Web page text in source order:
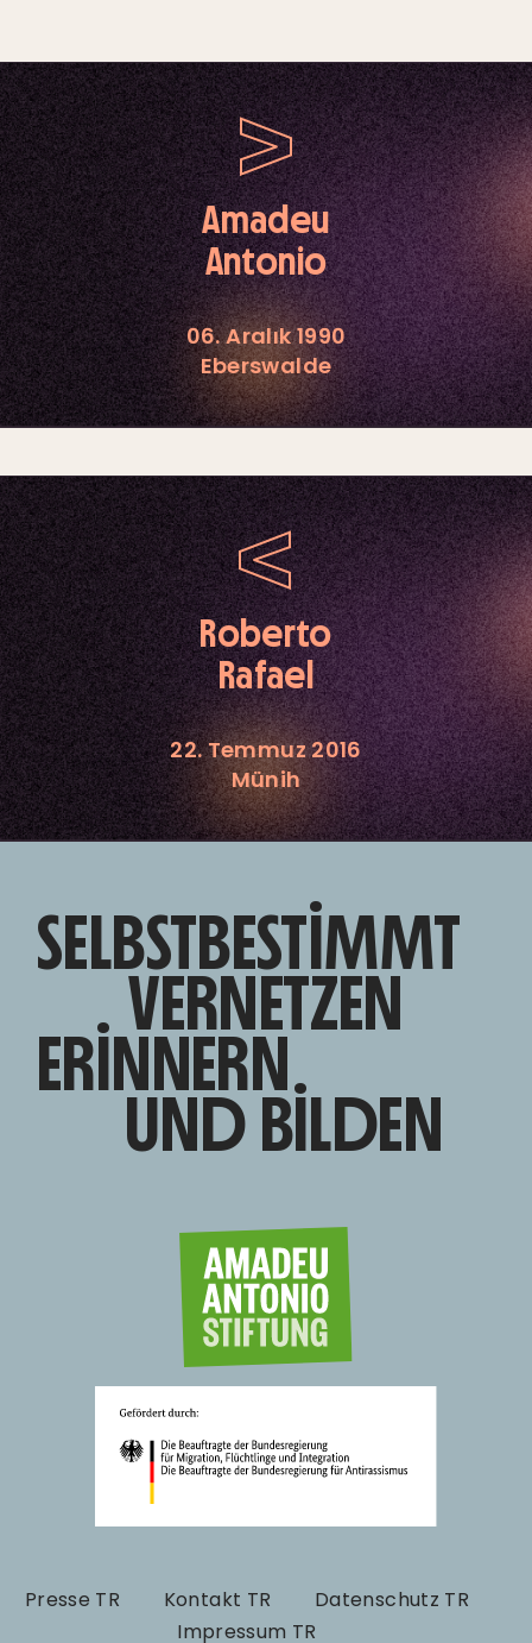
Amadeu
Antonio
06. Aralık 1990
Eberswalde
Roberto
Rafael
22. Temmuz 2016
Münih
SELBSTBESTIMMT
VERNETZEN
ERINNERN
UND BILDEN
Presse TR Kontakt TR
Datenschutz TR
Impressum TR